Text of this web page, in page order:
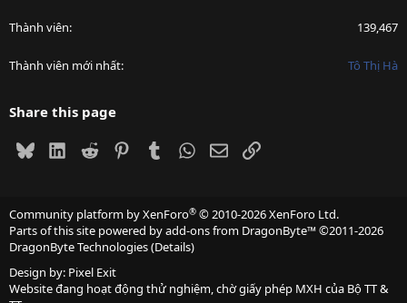
Thành viên 139,467
Thành viên mới nhất Tô Thị Hà
Share this page
BlueskyLinkedIn
Reddit PinterestTumblrWhatsApp
EmailLink
Community platform by XenForo® © 2010-2026 XenForo Ltd.
Parts of this site powered byadd-ons from DragonByte™©2011-2026
DragonByte Technologies(Details)
Design by: Pixel Exit
Website đang hoạt động thử nghiệm, chờ giấy phép MXH của Bộ TT &